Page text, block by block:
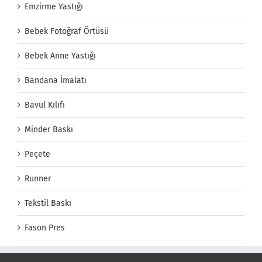
Emzirme Yastığı
Bebek Fotoğraf Örtüsü
Bebek Anne Yastığı
Bandana İmalatı
Bavul Kılıfı
Minder Baskı
Peçete
Runner
Tekstil Baskı
Fason Pres